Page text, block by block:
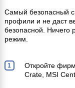
Самый безопасный
профили и не даст
безопасной. Ничего
режим.
Откройте
Crate, MSI